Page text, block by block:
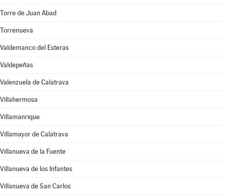
Torre de Juan Abad
Torrenueva
Valdemanco del Esteras
Valdepeñas
Valenzuela de Calatrava
Villahermosa
Villamanrique
Villamayor de Calatrava
Villanueva de la Fuente
Villanueva de los Infantes
Villanueva de San Carlos